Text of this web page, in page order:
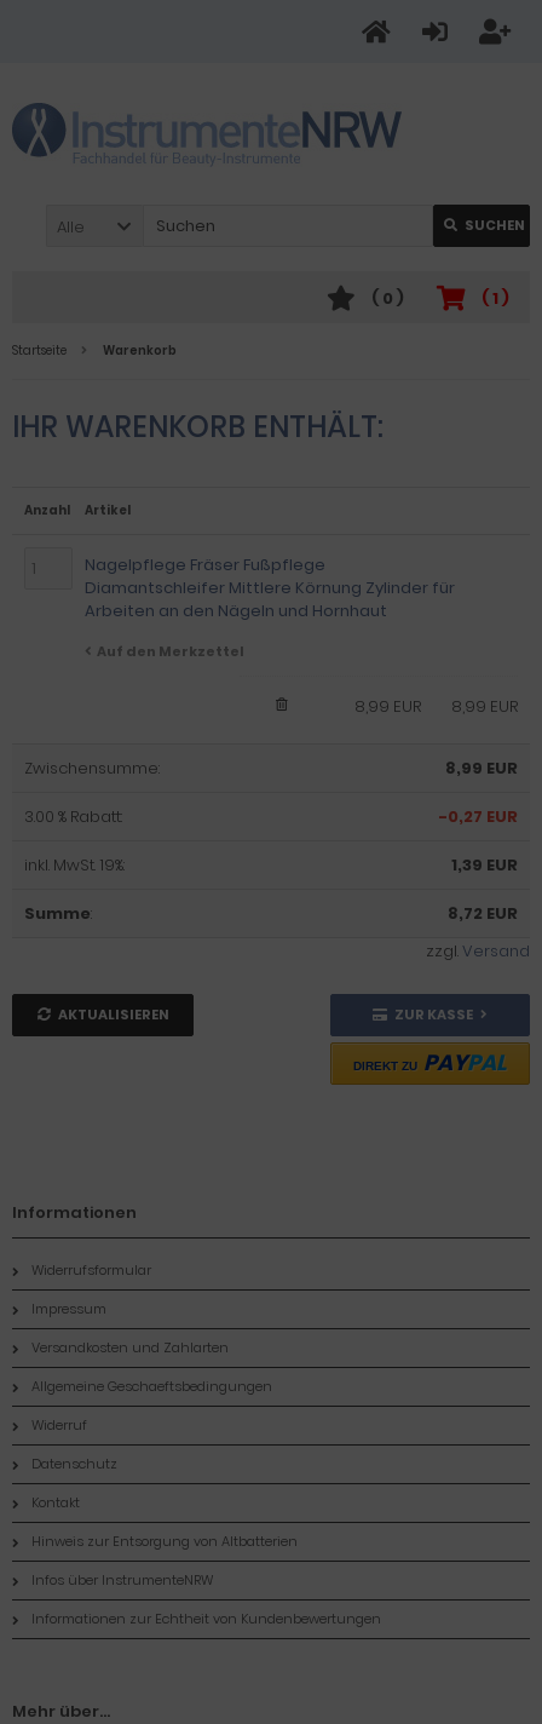
Alle SUCHEN
( 1 )
( 0 )
Startseite Warenkorb
IHR WARENKORB ENTHÄLT:
Anzahl Artikel
Nagelpflege Fräser Fußpflege
Diamantschleifer Mittlere Körnung Zylinder für
Arbeiten an den Nägeln und Hornhaut
Auf den Merkzettel
8,99 EUR
8,99 EUR
Zwischensumme: 8,99 EUR
3.00 % Rabatt: -0,27 EUR
inkl. MwSt. 19%: 1,39 EUR
Summe:
8,72 EUR
zzgl.Versand
AKTUALISIEREN ZUR KASSE
DIREKT ZU PAYPAL
Informationen
Widerrufsformular
Impressum
Versandkosten und Zahlarten
Allgemeine Geschaeftsbedingungen
Widerruf
Datenschutz
Kontakt
Hinweis zur Entsorgung von Altbatterien
Infos über InstrumenteNRW
Informationen zur Echtheit von Kundenbewertungen
Mehr über...